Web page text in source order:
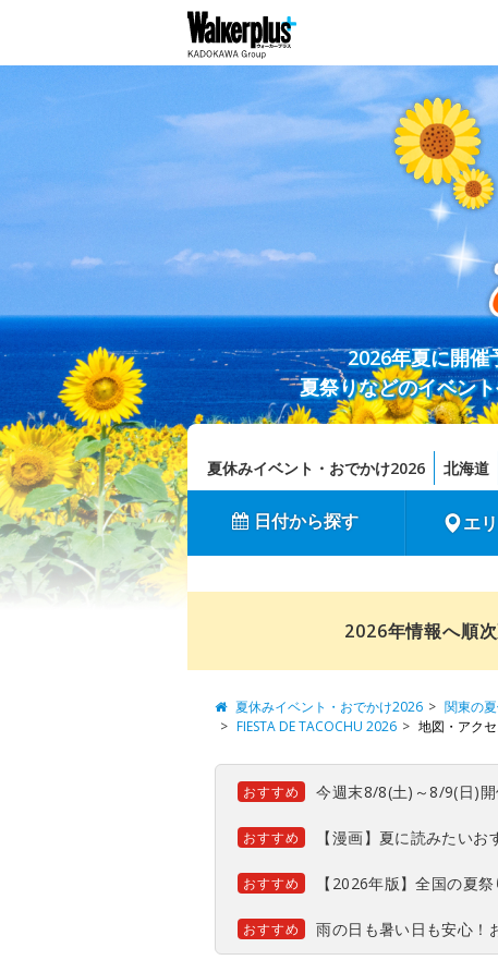
2026年夏に開催
夏祭りなどのイベン
夏休みイベント・おでかけ2026 北海道
日付から探す エ
2026年情報へ順
夏休みイベント・おでかけ2026 関東の
FIESTA DE TACOCHU 2026
地図・アク
おすすめ 今週末8/8(土)～8/9(日)
おすすめ 【漫画】夏に読みたい
おすすめ 【2026年版】全国の夏
おすすめ 雨の日も暑い日も安心！